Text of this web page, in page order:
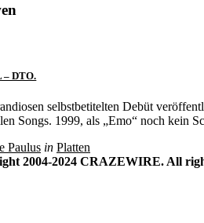
– DTO.
selbstbetitelten Debüt
Songs. 1999, als „Emo“ noch kein
Paulus in Platten
2004-2024 CRAZEWIRE. All